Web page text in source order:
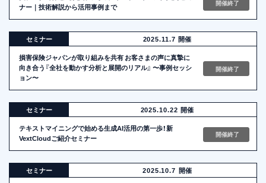
ナー｜技術解説から活用事例まで
開催終了
セミナー 2025.11.7 開催
損害保険ジャパンが取り組みを共有 お客さまの声に真摯に
向き合う『全社を動かす分析と展開のリアル』 〜事例セッシ
ョン〜
開催終了
セミナー 2025.10.22 開催
テキストマイニングで始める生成AI活用の第一歩！新
VextCloudご紹介セミナー
開催終了
セミナー 2025.10.7 開催